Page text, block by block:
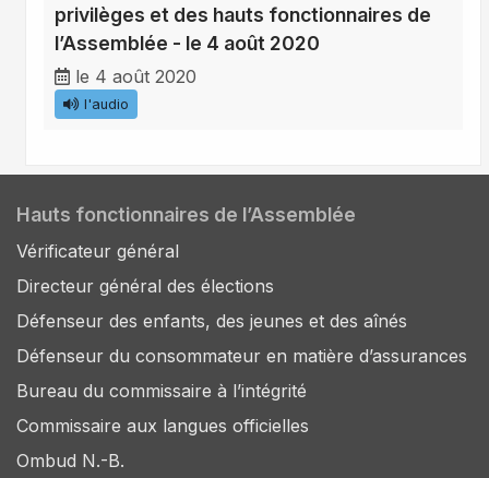
privilèges et des hauts fonctionnaires de
l’Assemblée - le 4 août 2020
le 4 août 2020
l'audio
Hauts fonctionnaires de l’Assemblée
Vérificateur général
Directeur général des élections
Défenseur des enfants, des jeunes et des aînés
Défenseur du consommateur en matière d’assurances
Bureau du commissaire à l’intégrité
Commissaire aux langues officielles
Ombud N.-B.